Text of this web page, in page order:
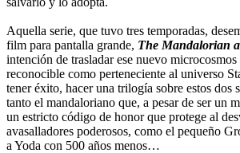
Aquella serie, que tuvo tres temporadas,
film para pantalla grande, The Mandalorian
intención de trasladar ese nuevo
reconocible como perteneciente al universo
tener éxito, hacer una trilogía sobre estos dos
tanto el mandaloriano que, a pesar de ser un
un estricto código de honor que protege al
avasalladores poderosos, como el pequeño
a Yoda con 500 años menos…